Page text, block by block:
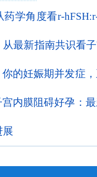
药学角度看r-
最新指南共识看
的妊娠期并发症
内膜阻碍好孕：
展